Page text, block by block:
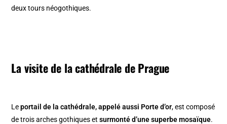
deux tours néogothiques.
La visite de la cathédrale de Prague
Leportail de la cathédrale, appelé aussi Porte d’or, est composé
de trois arches gothiques etsurmonté d’une superbe mosaïque.